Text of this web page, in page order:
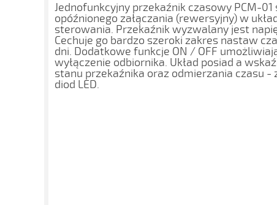
Jednofunkcyjny przekaźnik czasowy PCM-01
opóźnionego załączania (rewersyjny) w
sterowania. Przekaźnik wyzwalany jest
Cechuje go bardzo szeroki zakres nastaw
dni. Dodatkowe funkcje ON / OFF
wyłączenie odbiornika. Układ posiad a
stanu przekaźnika oraz odmierzania czasu -
diod LED.